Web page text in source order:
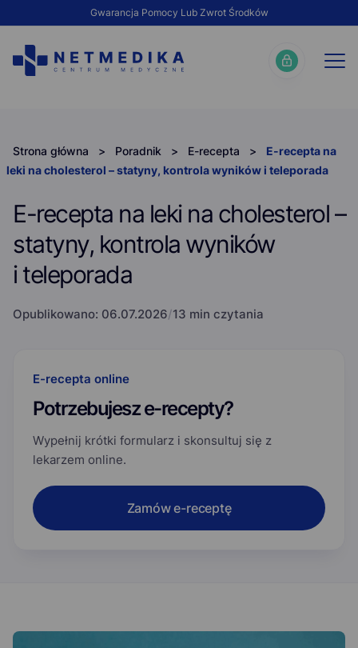
Gwarancja Pomocy Lub Zwrot Środków
Strona główna > Poradnik > E-recepta >
E-recepta na
leki na cholesterol – statyny, kontrola wyników i teleporada
E-recepta na leki na cholesterol –
statyny, kontrola wyników
i teleporada
Opublikowano: 06.07.2026/13 min czytania
E-recepta online
Potrzebujesz e-recepty?
Wypełnij krótki formularz i skonsultuj się z
lekarzem online.
Zamów e-receptę